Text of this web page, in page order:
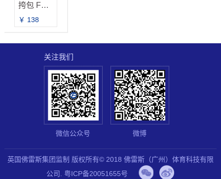
挎包 FB-2032 新品上市
￥ 138
关注我们
微信公众号 微博
英国佛雷斯集团监制 版权所有© 2018 佛雷斯（广州）体育科技有限
公司. 粤ICP备20051655号